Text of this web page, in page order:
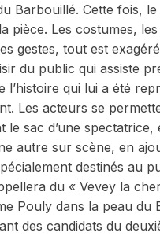
Barbouillé. Cette fois,
pièce. Les costumes,
gestes, tout est
du public qui assiste
l’histoire qui lui a été
Les acteurs se
le sac d’une spectatrice,
autre sur scène, en
destinés au
du « Vevey la
Pouly dans la peau du
des candidats du